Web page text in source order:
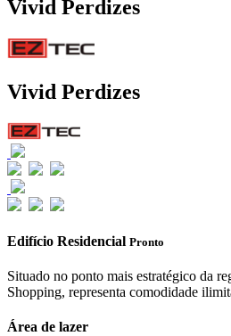
Vivid Perdizes
Vivid Perdizes
Edifício Residencial Pronto
Situado no ponto mais estratégico da
Shopping, representa comodidade
Área de lazer